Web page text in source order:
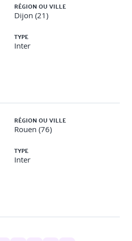
RÉGION OU VILLE
Dijon (21)
TYPE
Inter
RÉGION OU VILLE
Rouen (76)
TYPE
Inter